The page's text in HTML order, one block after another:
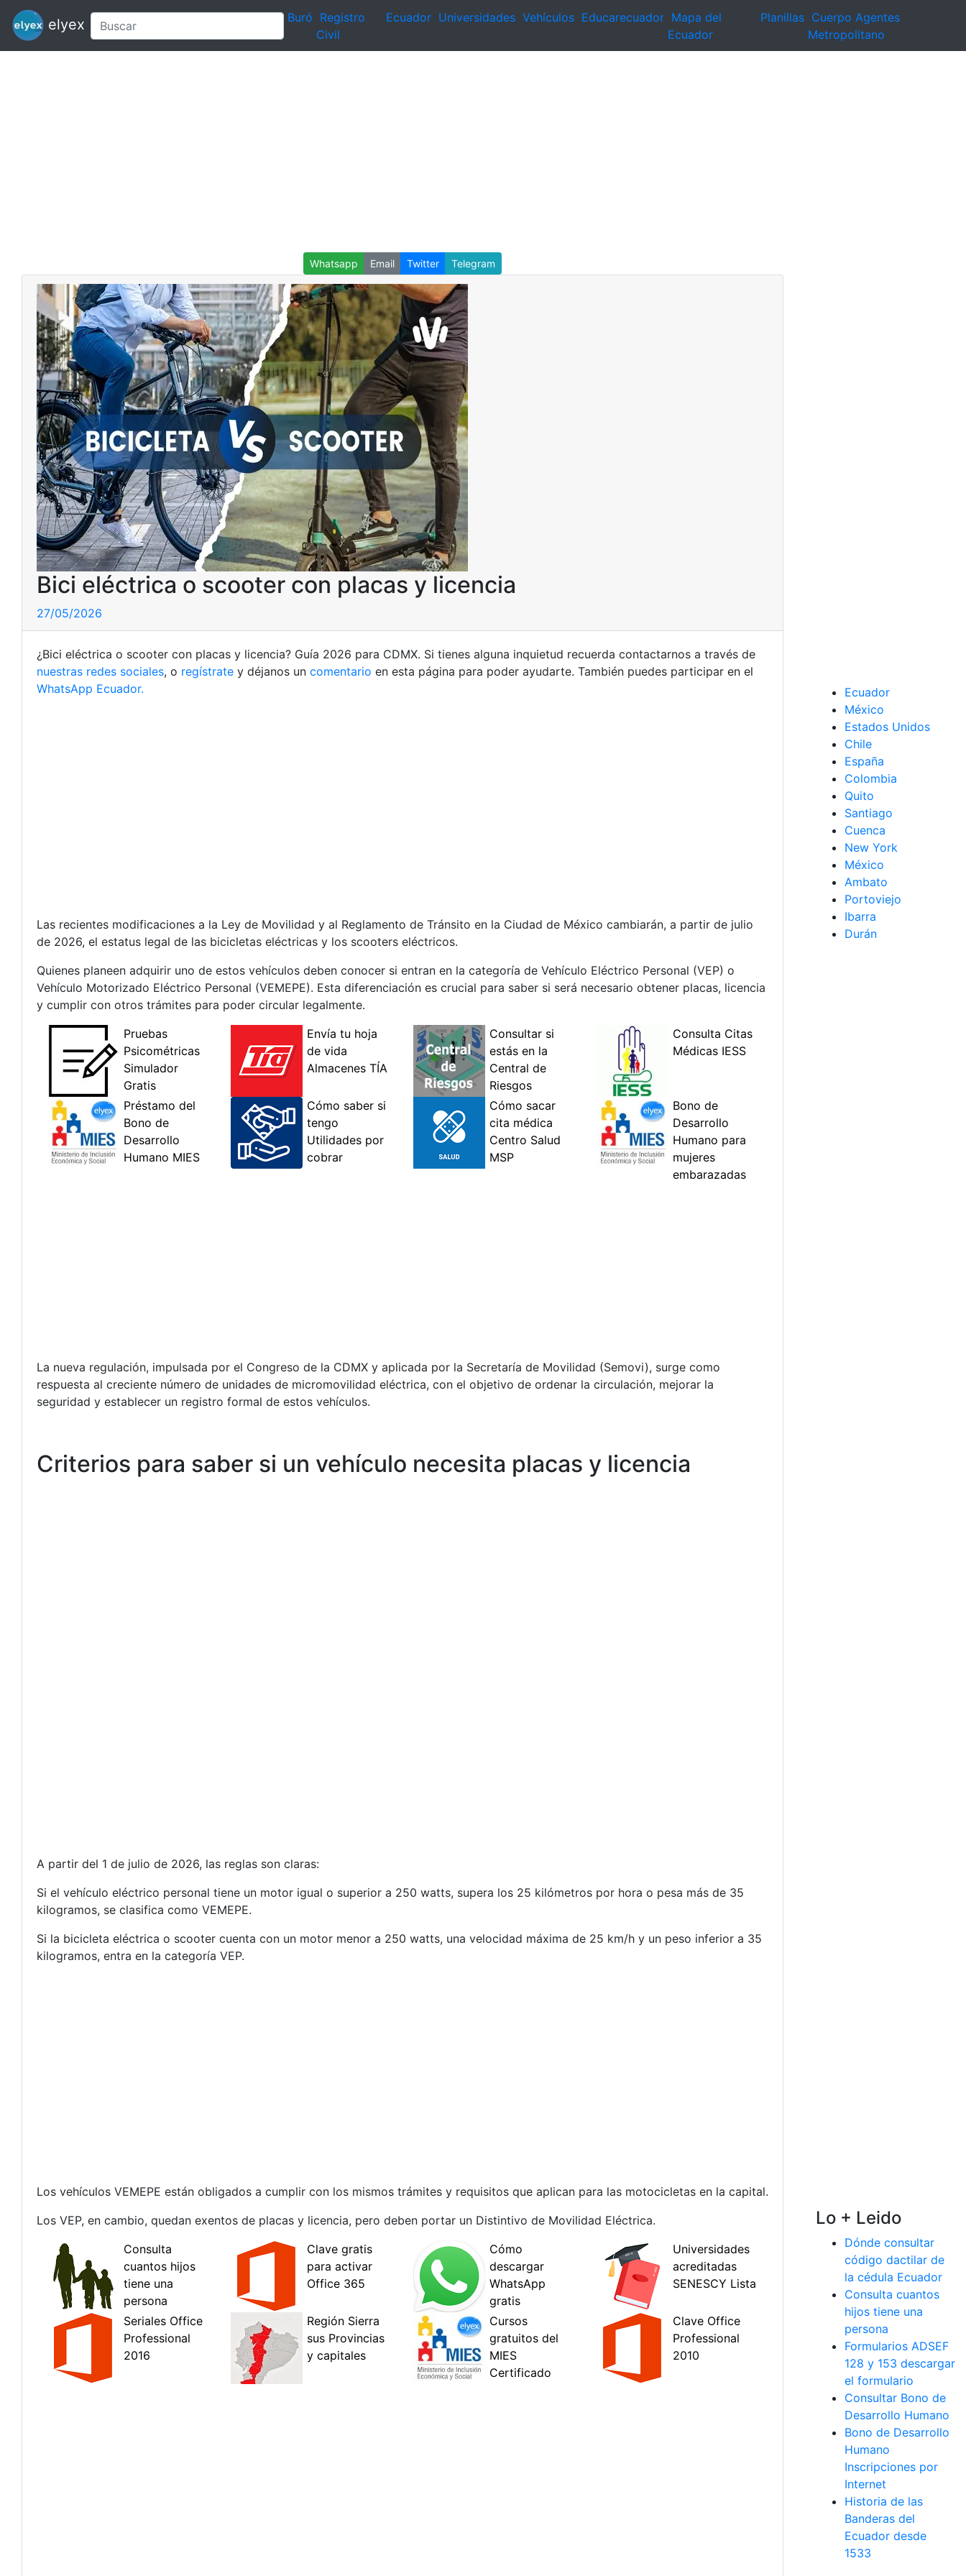
elyex Buró Registro
Civil
Ecuador Universidades Vehículos Educarecuador Mapa del
Ecuador
Planillas Cuerpo Agentes
Metropolitano
Whatsapp Email Twitter Telegram
Bici eléctrica o scooter con placas y licencia
27/05/2026
¿Bici eléctrica o scooter con placas y licencia? Guía 2026 para CDMX. Si tienes alguna inquietud recuerda contactarnos a través de
nuestras redes sociales, o regístrate y déjanos un comentario en esta página para poder ayudarte. También puedes participar en el
WhatsApp Ecuador.
Las recientes modificaciones a la Ley de Movilidad y al Reglamento de Tránsito en la Ciudad de México cambiarán, a partir de julio
de 2026, el estatus legal de las bicicletas eléctricas y los scooters eléctricos.
Quienes planeen adquirir uno de estos vehículos deben conocer si entran en la categoría de Vehículo Eléctrico Personal (VEP) o
Vehículo Motorizado Eléctrico Personal (VEMEPE). Esta diferenciación es crucial para saber si será necesario obtener placas, licencia
y cumplir con otros trámites para poder circular legalmente.
La nueva regulación, impulsada por el Congreso de la CDMX y aplicada por la Secretaría de Movilidad (Semovi), surge como
respuesta al creciente número de unidades de micromovilidad eléctrica, con el objetivo de ordenar la circulación, mejorar la
seguridad y establecer un registro formal de estos vehículos.
Criterios para saber si un vehículo necesita placas y licencia
A partir del 1 de julio de 2026, las reglas son claras:
Si el vehículo eléctrico personal tiene un motor igual o superior a 250 watts, supera los 25 kilómetros por hora o pesa más de 35
kilogramos, se clasifica como VEMEPE.
Si la bicicleta eléctrica o scooter cuenta con un motor menor a 250 watts, una velocidad máxima de 25 km/h y un peso inferior a 35
kilogramos, entra en la categoría VEP.
Los vehículos VEMEPE están obligados a cumplir con los mismos trámites y requisitos que aplican para las motocicletas en la capital.
Los VEP, en cambio, quedan exentos de placas y licencia, pero deben portar un Distintivo de Movilidad Eléctrica.
Ecuador
México
Estados Unidos
Chile
España
Colombia
Quito
Santiago
Cuenca
New York
México
Ambato
Portoviejo
Ibarra
Durán
Lo + Leido
Dónde consultar
código dactilar de
la cédula Ecuador
Consulta cuantos
hijos tiene una
persona
Formularios ADSEF
128 y 153 descargar
el formulario
Consultar Bono de
Desarrollo Humano
Bono de Desarrollo
Humano
Inscripciones por
Internet
Historia de las
Banderas del
Ecuador desde
1533